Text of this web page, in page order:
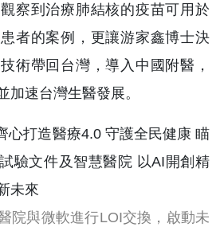
察到治療肺結核的疫苗可用於
者的案例，更讓游家鑫博士決
術帶回台灣，導入中國附醫，
加速台灣生醫發展。
院與微軟進行LOI交換，啟動未